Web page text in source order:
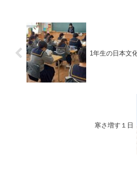
1年生の日本文
寒さ増す１日